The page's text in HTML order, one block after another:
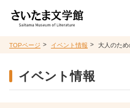
TOPページ イベント情報 大人のため
イベント情報